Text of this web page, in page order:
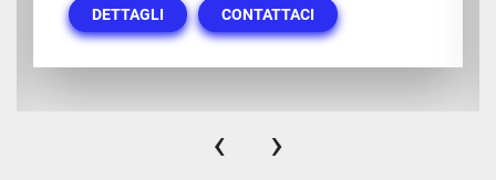
DETTAGLI CONTATTACI
‹ ›